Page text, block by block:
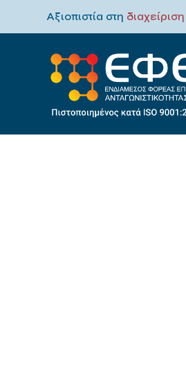
Αξιοπιστία στη διαχείριση